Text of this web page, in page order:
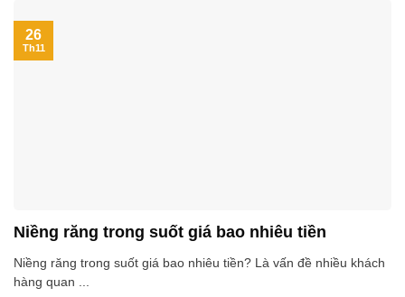
Niềng răng trong suốt giá bao nhiêu tiền
Niềng răng trong suốt giá bao nhiêu tiền? Là vấn đề nhiều khách
hàng quan ...
26
Th11